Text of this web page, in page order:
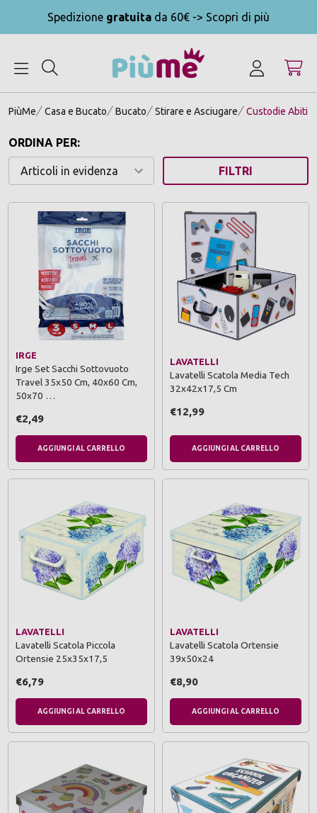
Spedizione gratuita da 60€ -> Scopri di più
PiùMe Casa e Bucato Bucato Stirare e Asciugare Custodie Abiti
ORDINA PER:
FILTRI
IRGE
Irge Set Sacchi Sottovuoto
Travel 35x50 Cm, 40x60 Cm,
50x70 …
€2,49
AGGIUNGI AL CARRELLO
LAVATELLI
Lavatelli Scatola Media Tech
32x42x17,5 Cm
€12,99
AGGIUNGI AL CARRELLO
LAVATELLI
Lavatelli Scatola Piccola
Ortensie 25x35x17,5
€6,79
AGGIUNGI AL CARRELLO
LAVATELLI
Lavatelli Scatola Ortensie
39x50x24
€8,90
AGGIUNGI AL CARRELLO